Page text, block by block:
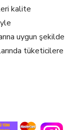
kalite
uygun şekilde
tüketicilere